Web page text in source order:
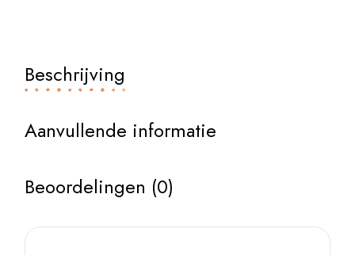
Beschrijving
Aanvullende informatie
Beoordelingen (0)